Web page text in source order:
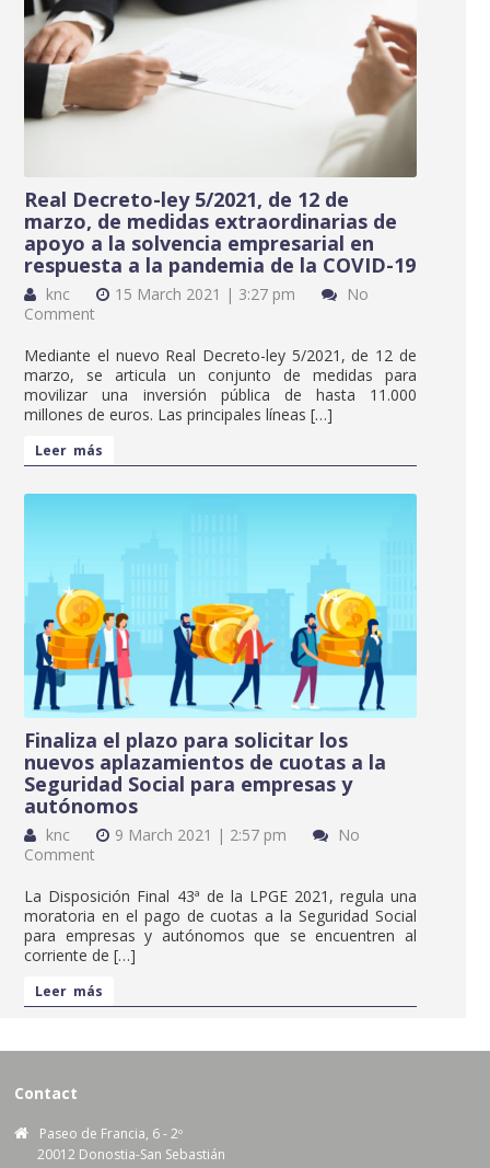
Real Decreto-ley 5/2021, de 12 de
marzo, de medidas extraordinarias de
apoyo a la solvencia empresarial en
respuesta a la pandemia de la COVID-19
knc 15 March 2021 | 3:27 pm
No
Comment
Mediante el nuevo Real Decreto-ley 5/2021, de 12 de
marzo, se articula un conjunto de medidas para
movilizar una inversión pública de hasta 11.000
millones de euros. Las principales líneas […]
Leer más
Finaliza el plazo para solicitar los
nuevos aplazamientos de cuotas a la
Seguridad Social para empresas y
autónomos
knc 9 March 2021 | 2:57 pm
No
Comment
La Disposición Final 43ª de la LPGE 2021, regula una
moratoria en el pago de cuotas a la Seguridad Social
para empresas y autónomos que se encuentren al
corriente de […]
Leer más
Contact
Paseo de Francia, 6 - 2º
20012 Donostia-San Sebastián